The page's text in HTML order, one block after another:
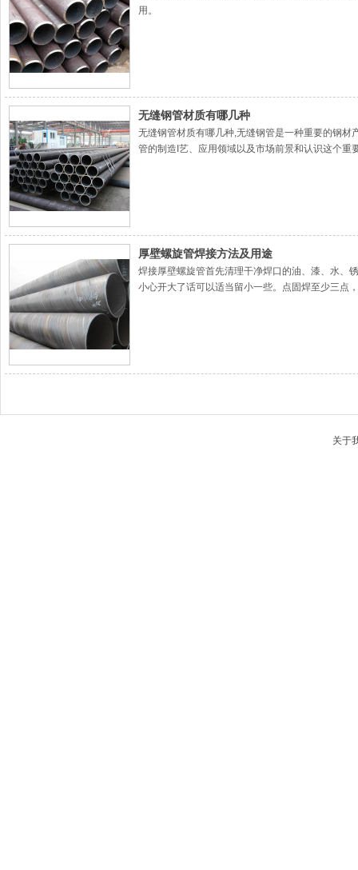
用。
无缝钢管材质有哪几种
无缝钢管材质有哪几种,无缝钢管是一种重要的钢
管的制造I艺、应用领域以及市场前景和认识这个重
厚壁螺旋管焊接方法及用途
焊接厚壁螺旋管首先清理干净焊口的油、漆、水、
小心开大了话可以适当留小一些。点固焊至少三点
关于